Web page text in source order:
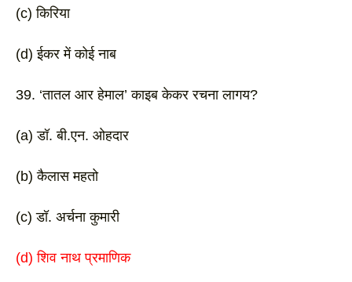
(c) किरिया
(d) ईकर में कोई नाब
39. ‘तातल आर हेमाल’ काइब केकर रचना लागय?
(a) डॉ. बी.एन. ओहदार
(b) कैलास महतो
(c) डॉ. अर्चना कुमारी
(d) शिव नाथ प्रमाणिक